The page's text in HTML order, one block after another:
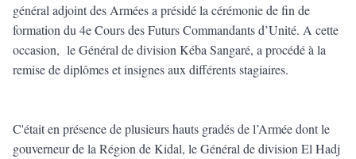
général adjoint des Armées a présidé la cérémonie de fin de
formation du 4e Cours des Futurs Commandants d’Unité. A cette
occasion, le Général de division Kéba Sangaré, a procédé à la
remise de diplômes et insignes aux différents stagiaires.
C'était en présence de plusieurs hauts gradés de l’Armée dont le
gouverneur de la Région de Kidal, le Général de division El Hadj